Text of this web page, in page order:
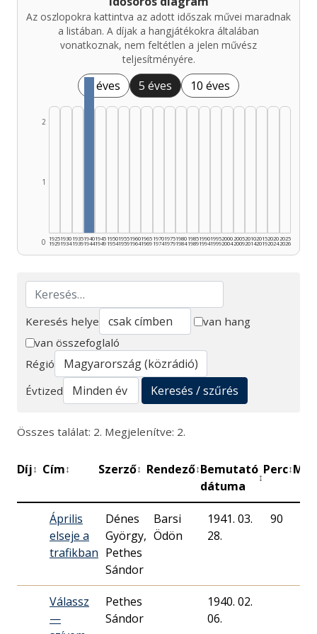
Az oszlopokra kattintva az adott időszak művei maradnak
a listában. A díjak a hangjátékokra általában
vonatkoznak, nem feltétlen a jelen művész
teljesítményére.
1 éves 5 éves 10 éves
0
1
2
1925
1929
1930
1934
1935
1939
1940
1944
1945
1949
1950
1954
1955
1959
1960
1964
1965
1969
1970
1974
1975
1979
1980
1984
1985
1989
1990
1994
1995
1999
2000
2004
2005
2009
2010
2014
2015
2019
2020
2024
2025
2026
Keresés
Keresés helye
van hang
van összefoglaló
Régió
Évtized
Keresés / szűrés
Összes találat: 2. Megjelenítve: 2.
Díj↕ Cím↕ Szerző↕ Rendező↕Bemutató
dátuma
↕
Perc↕
Április
elseje a
trafikban
Dénes
György,
Pethes
Sándor
Barsi
Ödön
1941. 03.
28.
90
Válassz
—
Pethes
Sándor
1940. 02.
06.